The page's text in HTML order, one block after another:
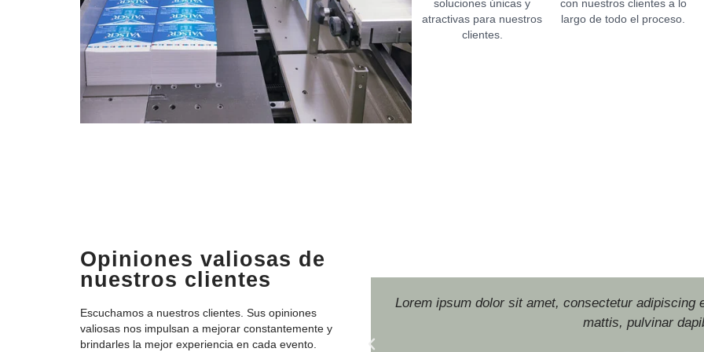
soluciones únicas y
atractivas para nuestros
clientes.
con nuestros clientes a lo
largo de todo el proceso.
Opiniones valiosas de
nuestros clientes
Escuchamos a nuestros clientes. Sus opiniones
valiosas nos impulsan a mejorar constantemente y
brindarles la mejor experiencia en cada evento.
Lorem ipsum dolor sit amet, consectetur
mattis, pulvinar